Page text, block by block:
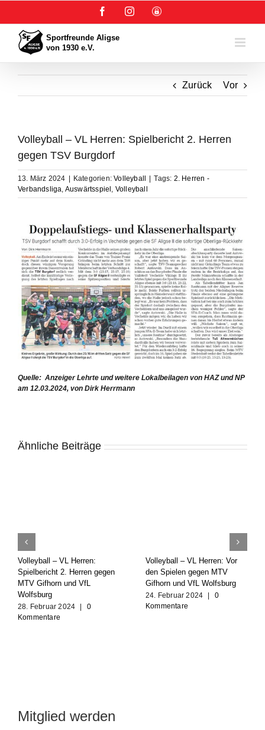
springen
FacebookInstagram
User-
Zurück Vor
Volleyball – VL Herren: Spielbericht 2. Herren
gegen TSV Burgdorf
13. März 2024 Kategorien:Volleyball Tags: 2. Herren -
Verbandsliga, Auswärtsspiel , Volleyball
Quelle: Anzeiger Lehrte und weitere Lokalbeilagen von HAZ und NP
am 12.03.2024, von Dirk Herrmann
Ähnliche Beiträge
Volleyball – VL Herren:
Spielbericht 2. Herren gegen
MTV Gifhorn und VfL
Wolfsburg
28. Februar 2024
0
Kommentare
Volleyball – VL Herren: Vor
den Spielen gegen MTV
Gifhorn und VfL Wolfsburg
24. Februar 2024
0
Kommentare
Mitglied werden